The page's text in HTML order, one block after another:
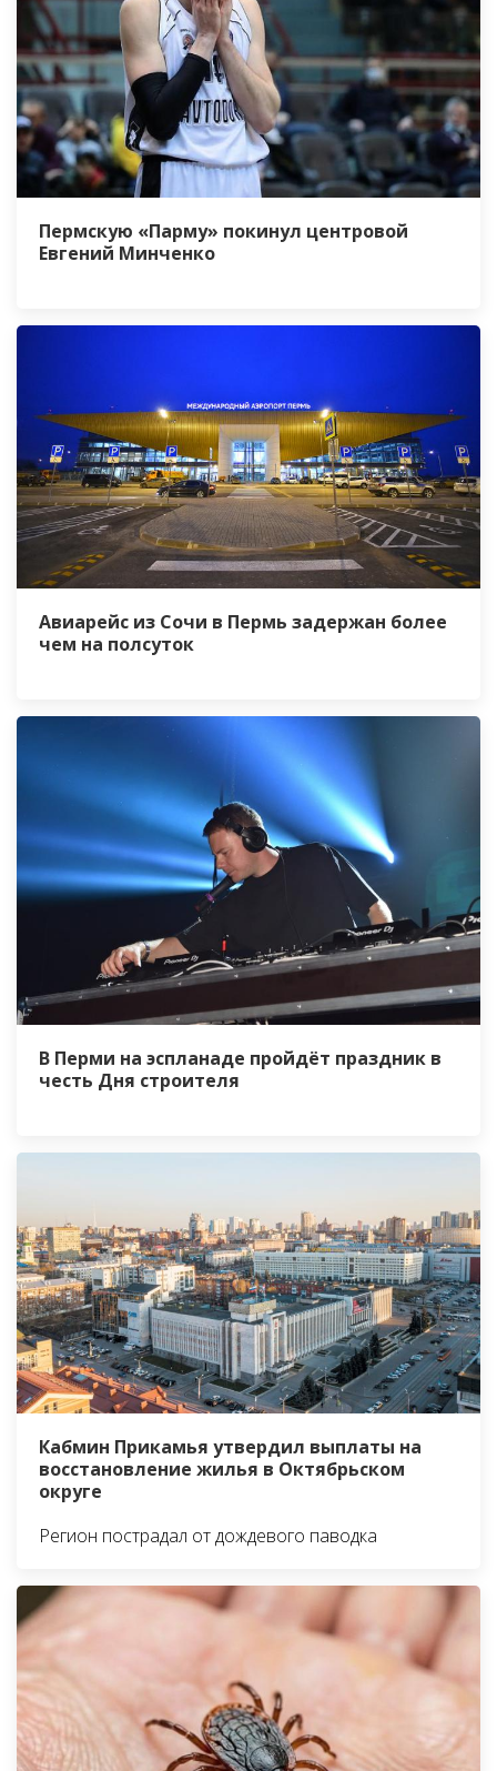
Пермскую «Парму» покинул центровой
Евгений Минченко
Авиарейс из Сочи в Пермь задержан более
чем на полсуток
В Перми на эспланаде пройдёт праздник в
честь Дня строителя
Кабмин Прикамья утвердил выплаты на
восстановление жилья в Октябрьском
округе
Регион пострадал от дождевого паводка